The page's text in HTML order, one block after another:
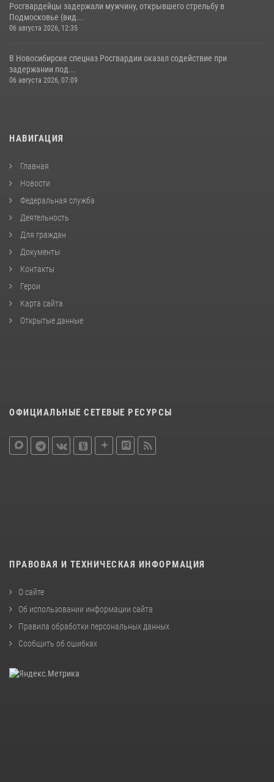
Росгвардейцы задержали мужчину, открывшего стрельбу в
Подмосковье (вид...
06 августа 2026, 12:35
В Новосибирске спецназ Росгвардии оказал содействие при
задержании под...
06 августа 2026, 07:09
НАВИГАЦИЯ
Главная
Новости
Федеральная служба
Деятельность
Для граждан
Документы
Контакты
Герои
Карта сайта
Открытые данные
ОФИЦИАЛЬНЫЕ СЕТЕВЫЕ РЕСУРСЫ
ПРАВОВАЯ И ТЕХНИЧЕСКАЯ ИНФОРМАЦИЯ
О сайте
Об использовании информации сайта
Правила обработки персональных данных
Сообщить об ошибках